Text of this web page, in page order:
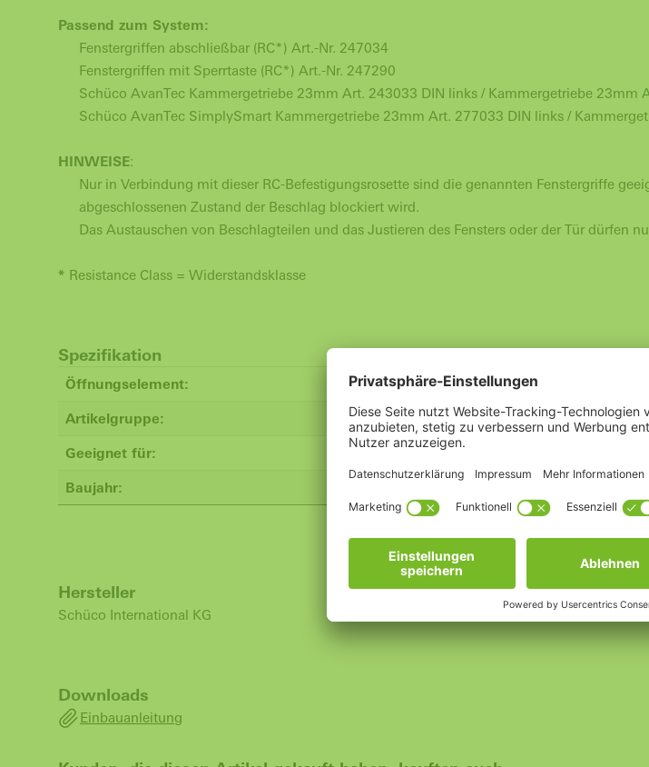
Passend zum System:
Fenstergriffen abschließbar (RC*) Art.-Nr. 247034
Fenstergriffen mit Sperrtaste (RC*) Art.-Nr. 247290
Schüco AvanTec Kammergetriebe 23mm Art. 243033 DIN links / Kammergetriebe 23mm
Schüco AvanTec SimplySmart Kammergetriebe 23mm Art. 277033 DIN links /
HINWEISE:
Nur in Verbindung mit dieser RC-Befestigungsrosette sind die genannten Fenstergriffe
abgeschlossenen Zustand der Beschlag blockiert wird.
Das Austauschen von Beschlagteilen und das Justieren des Fensters oder der Tür dürfen
* Resistance Class = Widerstandsklasse
Spezifikation
Öffnungselement:
Artikelgruppe:
Geeignet für:
Baujahr:
Hersteller
Schüco International KG
Downloads
Einbauanleitung